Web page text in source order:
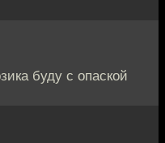
буду с опаской